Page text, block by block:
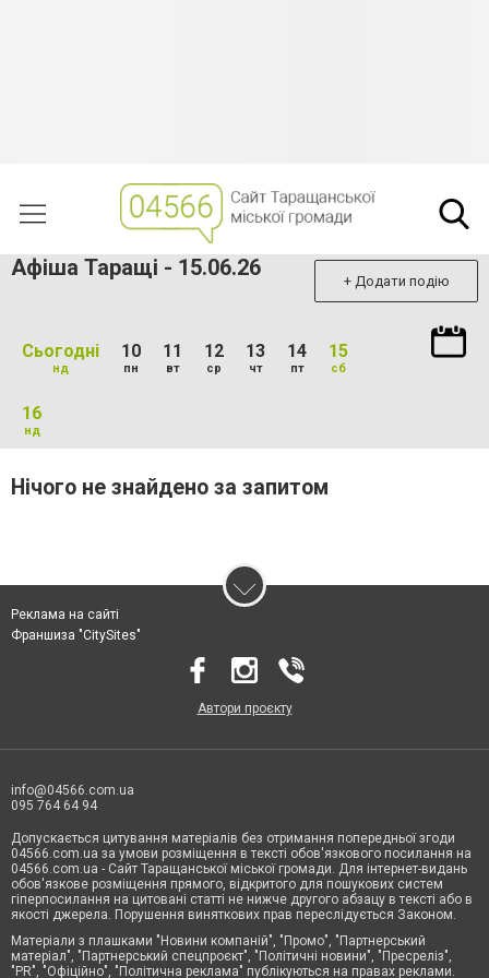
Афіша Таращі - 15.06.26 + Додати подію
Сьогодні
нд
10
пн
11
вт
12
ср
13
чт
14
пт
15
сб
16
нд
Нічого не знайдено за запитом
Реклама на сайті
Франшиза "CitySites"
Автори проєкту
info@04566.com.ua
095 764 64 94
Допускається цитування матеріалів без отримання попередньої згоди
04566.com.ua за умови розміщення в тексті обов'язкового посилання на
04566.com.ua - Cайт Таращанської міської громади. Для інтернет-видань
обов'язкове розміщення прямого, відкритого для пошукових систем
гіперпосилання на цитовані статті не нижче другого абзацу в тексті або в
якості джерела. Порушення виняткових прав переслідується Законом.
Матеріали з плашками "Новини компаній", "Промо", "Партнерський
матеріал", "Партнерський спецпроєкт", "Політичні новини", "Пресреліз",
"PR", "Офіційно", "Політична реклама" публікуються на правах реклами.